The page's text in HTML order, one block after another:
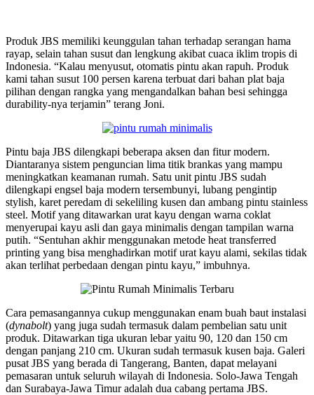
Produk JBS memiliki keunggulan tahan terhadap serangan hama
rayap, selain tahan susut dan lengkung akibat cuaca iklim tropis di
Indonesia. “Kalau menyusut, otomatis pintu akan rapuh. Produk
kami tahan susut 100 persen karena terbuat dari bahan plat baja
pilihan dengan rangka yang mengandalkan bahan besi sehingga
durability-nya terjamin” terang Joni.
Pintu baja JBS dilengkapi beberapa aksen dan fitur modern.
Diantaranya sistem penguncian lima titik brankas yang mampu
meningkatkan keamanan rumah. Satu unit pintu JBS sudah
dilengkapi engsel baja modern tersembunyi, lubang pengintip
stylish, karet peredam di sekeliling kusen dan ambang pintu stainless
steel. Motif yang ditawarkan urat kayu dengan warna coklat
menyerupai kayu asli dan gaya minimalis dengan tampilan warna
putih. “Sentuhan akhir menggunakan metode heat transferred
printing yang bisa menghadirkan motif urat kayu alami, sekilas tidak
akan terlihat perbedaan dengan pintu kayu,” imbuhnya.
Cara pemasangannya cukup menggunakan enam buah baut instalasi
(dynabolt) yang juga sudah termasuk dalam pembelian satu unit
produk. Ditawarkan tiga ukuran lebar yaitu 90, 120 dan 150 cm
dengan panjang 210 cm. Ukuran sudah termasuk kusen baja. Galeri
pusat JBS yang berada di Tangerang, Banten, dapat melayani
pemasaran untuk seluruh wilayah di Indonesia. Solo-Jawa Tengah
dan Surabaya-Jawa Timur adalah dua cabang pertama JBS.